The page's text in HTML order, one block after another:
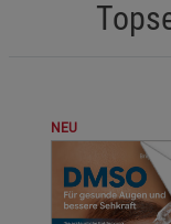
NEU